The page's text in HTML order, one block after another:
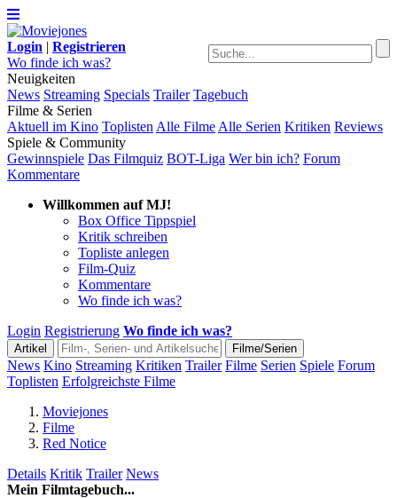
Login | Registrieren
Wo finde ich was?
Neuigkeiten
News Streaming Specials Trailer Tagebuch
Filme & Serien
Aktuell im Kino Toplisten Alle Filme Alle Serien Kritiken Reviews
Spiele & Community
Gewinnspiele Das Filmquiz BOT-Liga Wer bin ich? Forum
Kommentare
Willkommen auf MJ!
Box Office Tippspiel
Kritik schreiben
Topliste anlegen
Film-Quiz
Kommentare
Wo finde ich was?
Login Registrierung Wo finde ich was?
News Kino Streaming Kritiken Trailer Filme Serien Spiele Forum
Toplisten Erfolgreichste Filme
Moviejones
Filme
Red Notice
Details Kritik Trailer News
Mein Filmtagebuch...